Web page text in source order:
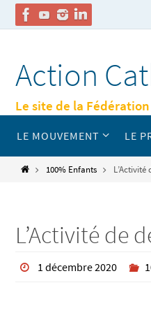
contenu
Action
Le site de la
contenu
LE MOUVEMENT LE
Home100% Enfants
L’Activité de
1 décembre 2020